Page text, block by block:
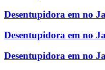
Desentupidora em no
Desentupidora em no
Desentupidora em no